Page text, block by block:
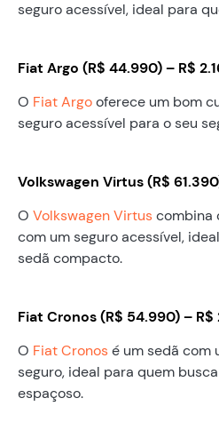
seguro acessível, ideal para
Fiat Argo (R$ 44.990) – R$
O Fiat Argooferece um bom
seguro acessível para o seu
Volkswagen Virtus (R$
O Volkswagen Virtuscombina
com um seguro acessível,
sedã compacto.
Fiat Cronos (R$ 54.990) – R$
O Fiat Cronosé um sedã com
seguro, ideal para quem
espaçoso.